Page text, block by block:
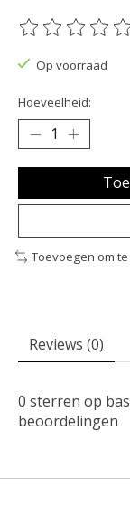
De beoordeling
Op voorraad
Hoeveelheid:
Toevoegen om
Reviews (0)
0 sterren op
beoordelingen